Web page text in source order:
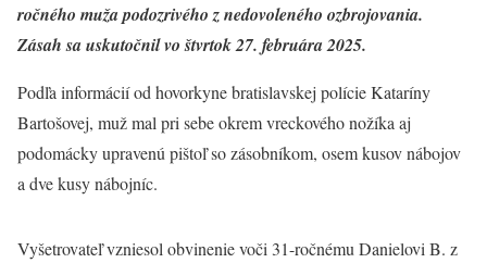
ročného muža podozrivého z nedovoleného ozbrojovania.
Zásah sa uskutočnil vo štvrtok 27. februára 2025.
Podľa informácií od hovorkyne bratislavskej polície Kataríny
Bartošovej, muž mal pri sebe okrem vreckového nožíka aj
podomácky upravenú pištoľ so zásobníkom, osem kusov nábojov
a dve kusy nábojníc.
Vyšetrovateľ vzniesol obvinenie voči 31-ročnému Danielovi B. z